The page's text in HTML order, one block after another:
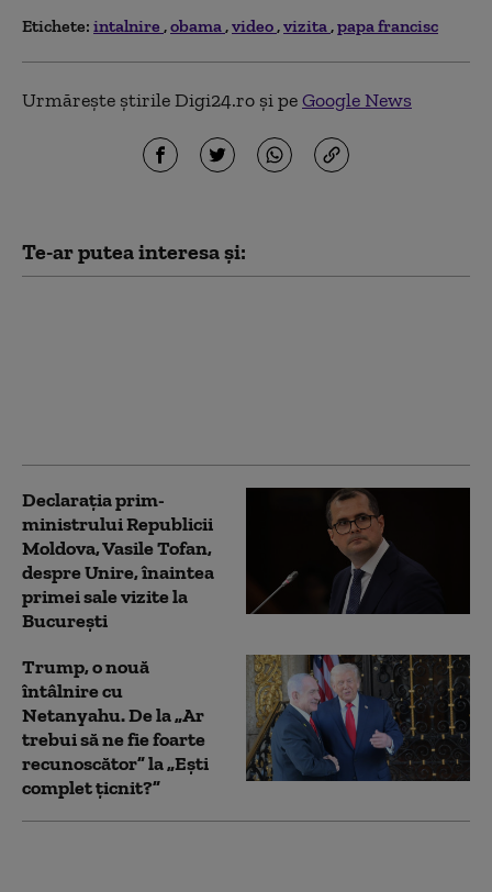
Etichete: intalnire obama video vizita papa francisc
Urmărește știrile Digi24.ro și peGoogle News
Te-ar putea interesa și:
Declarația prim-
ministrului Republicii
Moldova, Vasile Tofan,
despre Unire, înaintea
primei sale vizite la
București
Trump, o nouă
întâlnire cu
Netanyahu. De la „Ar
trebui să ne fie foarte
recunoscător” la „Ești
complet țicnit?”